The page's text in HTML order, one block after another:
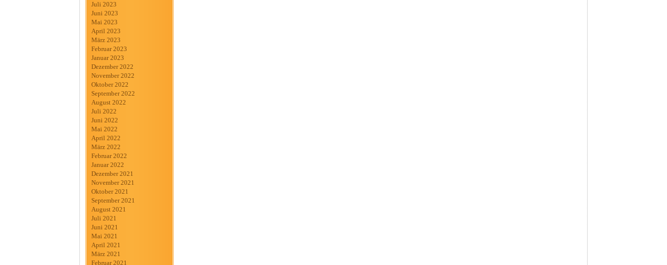
Juli 2023
Juni 2023
Mai 2023
April 2023
März 2023
Februar 2023
Januar 2023
Dezember 2022
November 2022
Oktober 2022
September 2022
August 2022
Juli 2022
Juni 2022
Mai 2022
April 2022
März 2022
Februar 2022
Januar 2022
Dezember 2021
November 2021
Oktober 2021
September 2021
August 2021
Juli 2021
Juni 2021
Mai 2021
April 2021
März 2021
Februar 2021